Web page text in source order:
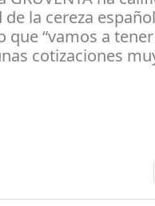
la cereza
“vamos a
cotizaciones